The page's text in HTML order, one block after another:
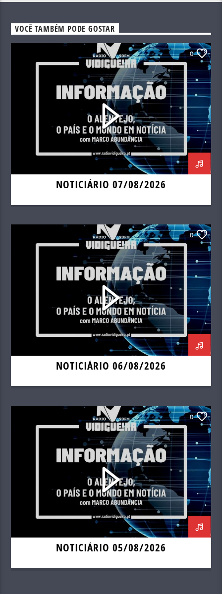
VOCÊ TAMBÉM PODE GOSTAR
0
NOTICIÁRIO 07/08/2026
0
NOTICIÁRIO 06/08/2026
0
NOTICIÁRIO 05/08/2026